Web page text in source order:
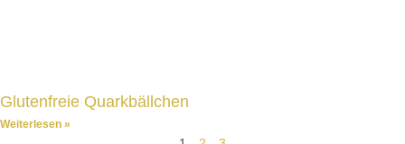
Glutenfreie Quarkbällchen
Weiterlesen »